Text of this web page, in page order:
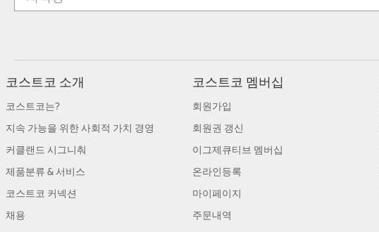
코스트코 소개
코스트코는?
지속 가능을 위한 사회적 가치 경영
커클랜드 시그니춰
제품분류 & 서비스
코스트코 커넥션
채용
코스트코 멤버십
회원가입
회원권 갱신
이그제큐티브 멤버십
온라인등록
마이페이지
주문내역